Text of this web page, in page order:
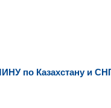
по Казахстану и